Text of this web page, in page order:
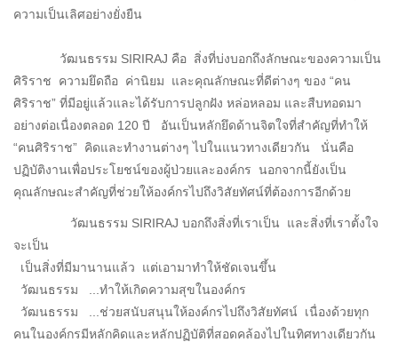
ความเป็นเลิศอย่างยั่งยืน
วัฒนธรรม SIRIRAJ คือ สิ่งที่บ่งบอกถึงลักษณะของความเป็น
ศิริราช ความยึดถือ ค่านิยม และคุณลักษณะที่ดีต่างๆ ของ “คน
ศิริราช” ที่มีอยู่แล้วและได้รับการปลูกฝัง หล่อหลอม และสืบทอดมา
อย่างต่อเนื่องตลอด 120 ปี อันเป็นหลักยึดด้านจิตใจที่สำคัญที่ทำให้
“คนศิริราช” คิดและทำงานต่างๆ ไปในแนวทางเดียวกัน นั่นคือ
ปฏิบัติงานเพื่อประโยชน์ของผู้ป่วยและองค์กร นอกจากนี้ยังเป็น
คุณลักษณะสำคัญที่ช่วยให้องค์กรไปถึงวิสัยทัศน์ที่ต้องการอีกด้วย
วัฒนธรรม SIRIRAJ บอกถึงสิ่งที่เราเป็น และสิ่งที่เราตั้งใจ
จะเป็น
เป็นสิ่งที่มีมานานแล้ว แต่เอามาทำให้ชัดเจนขึ้น
วัฒนธรรม ...ทำให้เกิดความสุขในองค์กร
วัฒนธรรม ...ช่วยสนับสนุนให้องค์กรไปถึงวิสัยทัศน์ เนื่องด้วยทุก
คนในองค์กรมีหลักคิดและหลักปฏิบัติที่สอดคล้องไปในทิศทางเดียวกัน